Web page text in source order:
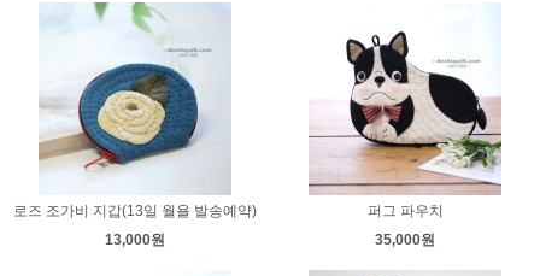
로즈 조가비 지갑(13일 월욜 발송예약)
13,000원
퍼그 파우치
35,000원